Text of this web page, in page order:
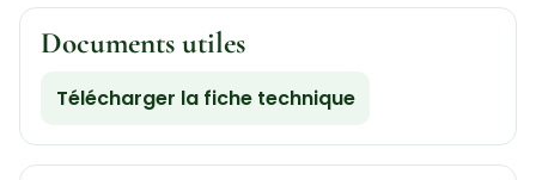
Documents utiles
Télécharger la fiche technique